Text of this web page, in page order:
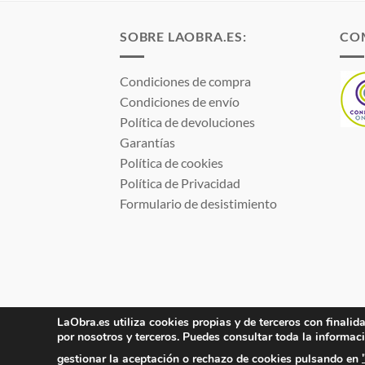
SOBRE LAOBRA.ES:
Condiciones de compra
Condiciones de envío
Política de devoluciones
Garantías
Política de cookies
Política de Privacidad
Formulario de desistimiento
Electro JJ San Juan, S.L. | B53077459 | Inscrita
LaObra.es utiliza cookies propias y de terceros con
por nosotros y terceros. Puedes consultar toda la
gestionar la aceptación o rechazo de cookies pulsando en